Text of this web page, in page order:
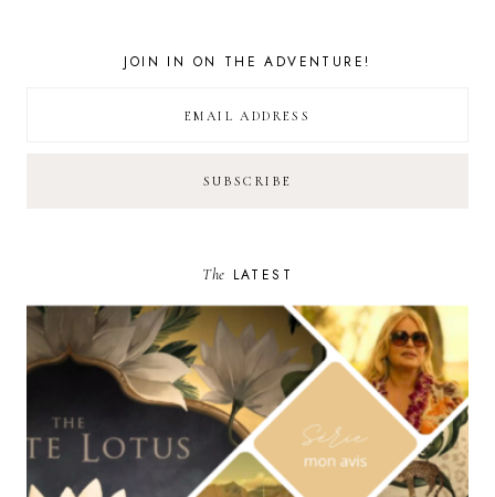
JOIN IN ON THE ADVENTURE!
The LATEST